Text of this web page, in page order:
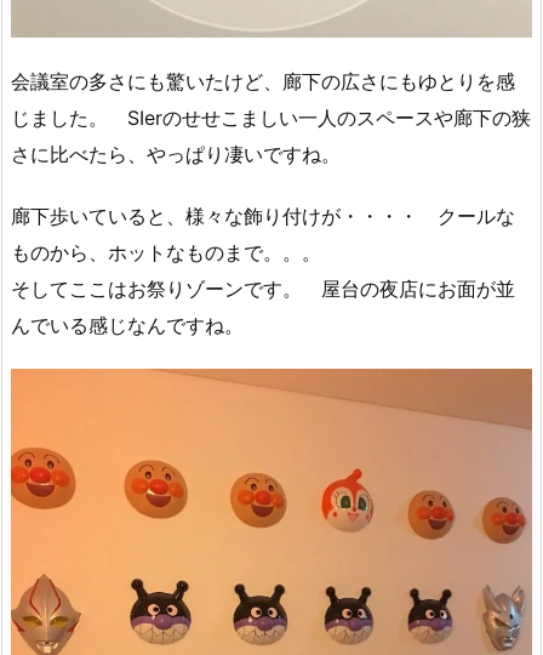
会議室の多さにも驚いたけど、廊下の広さにもゆとりを感
じました。 SIerのせせこましい一人のスペースや廊下の狭
さに比べたら、やっぱり凄いですね。
廊下歩いていると、様々な飾り付けが・・・・ クールな
ものから、ホットなものまで。。。
そしてここはお祭りゾーンです。 屋台の夜店にお面が並
んでいる感じなんですね。